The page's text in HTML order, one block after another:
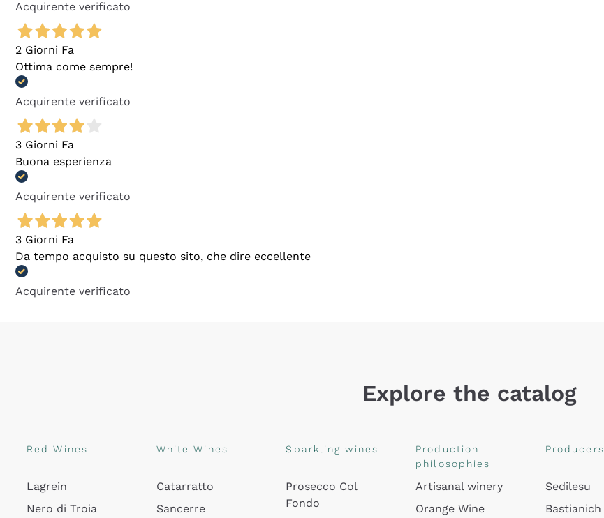
Acquirente verificato
2 Giorni Fa
Ottima come sempre!
Acquirente verificato
3 Giorni Fa
Buona esperienza
Acquirente verificato
3 Giorni Fa
Da tempo acquisto su questo sito, che dire eccellente
Acquirente verificato
Explore the catalog
Red Wines
Lagrein
Nero di Troia
White Wines
Catarratto
Sancerre
Sparkling wines
Prosecco Col
Fondo
Production
philosophies
Artisanal winery
Orange Wine
Producers
Sedilesu
Bastianich